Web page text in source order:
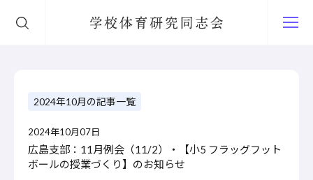
学校体育研究同志会
2024年10月の記事一覧
2024年10月07日
広島支部：11月例会（11/2）・【小5 フラッグフット
ボールの授業づくり】のお知らせ